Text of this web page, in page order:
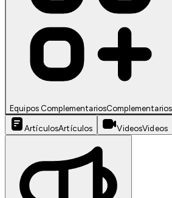
Equipos ComplementariosComplementarios
ArtículosArtículos VideosVideos